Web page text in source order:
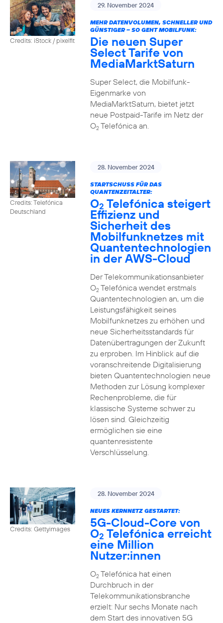
Credits: iStock / pixelfit
29. November 2024
MEHR DATENVOLUMEN, SCHNELLER UND
GÜNSTIGER – SO GEHT MOBILFUNK:
Die neuen Super
Select Tarife von
MediaMarktSaturn
Super Select, die Mobilfunk-
Eigenmarke von
MediaMarktSaturn, bietet jetzt
neue Postpaid-Tarife im Netz der
O2Telefónica an.
Credits: Telefónica
Deutschland
28. November 2024
STARTSCHUSS FÜR DAS
QUANTENZEITALTER:
O2 Telefónica steigert
Effizienz und
Sicherheit des
Mobilfunknetzes mit
Quantentechnologien
in der AWS-Cloud
Der Telekommunikationsanbieter
O2Telefónica wendet erstmals
Quantentechnologien an, um die
Leistungsfähigkeit seines
Mobilfunknetzes zu erhöhen und
neue Sicherheitsstandards für
Datenübertragungen der Zukunft
zu erproben. Im Hinblick auf die
voranschreitende Digitalisierung
bieten Quantentechnologien neue
Methoden zur Lösung komplexer
Rechenprobleme, die für
klassische Systeme schwer zu
lösen sind. Gleichzeitig
ermöglichen sie eine
quantenresistente
Verschlüsselung.
Credits: Gettyimages
28. November 2024
NEUES KERNNETZ GESTARTET:
5G-Cloud-Core von
O2 Telefónica erreicht
eine Million
Nutzer:innen
O2Telefónica hat einen
Durchbruch in der
Telekommunikationsbranche
erzielt: Nur sechs Monate nach
dem Start des innovativen 5G